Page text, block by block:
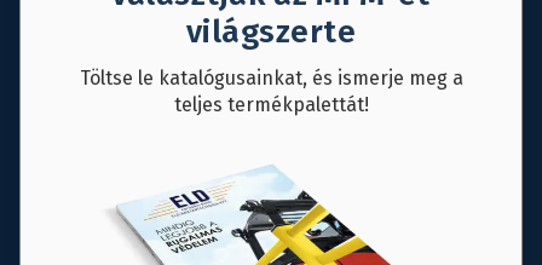
világszerte
Töltse le katalógusainkat, és ismerje meg a
teljes termékpalettát!